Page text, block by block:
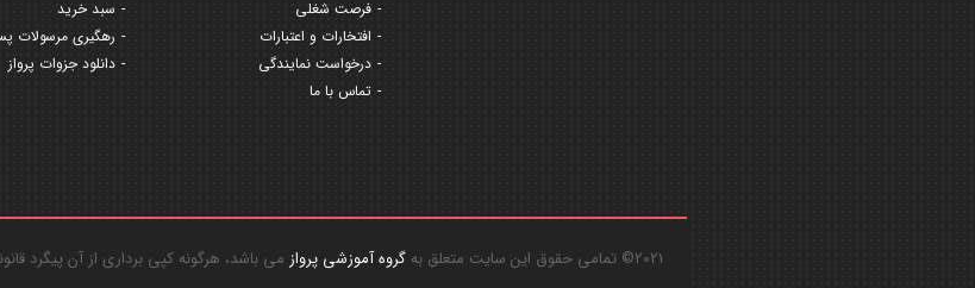
سبد خرید
رهگیری مرسولات
دانلود جزوات پرواز
فرصت شغلی
افتخارات و اعتبارات
درخواست نمایندگی
تماس با ما
2021© تمامی حقوق این سایت متعلق به گروه آموزشی پروازمی باشد، هرگونه کپی برداری از آن پیگرد